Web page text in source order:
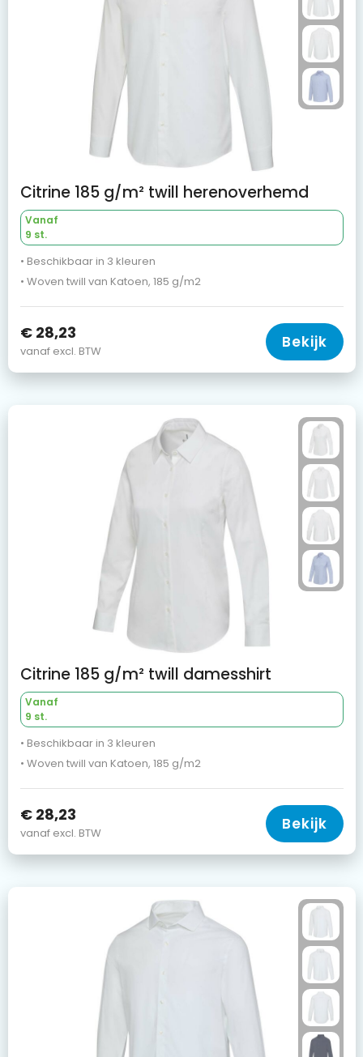
Citrine 185 g/m² twill herenoverhemd
Vanaf
9 st.
• Beschikbaar in 3 kleuren
• Woven twill van Katoen, 185 g/m2
€ 28,23
vanaf excl. BTW Bekijk
Citrine 185 g/m² twill damesshirt
Vanaf
9 st.
• Beschikbaar in 3 kleuren
• Woven twill van Katoen, 185 g/m2
€ 28,23
vanaf excl. BTW Bekijk